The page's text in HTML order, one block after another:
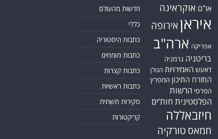
או"ם אוקראינה
איראן אירופה
אפריקה ארה"ב
בריטניה גרמניה
דאעש האמירויות הגולן
המזרח התיכון המפרץ
הפרסי הרשות
הפלסטינית חות'ים
חיזבאללה
חמאס טורקיה
חדשות מהעולם
כללי
כתבות היסטוריה
כתבות מומחים
כתבות קצרות
כתבות ראשיות
סקירות תשתית
קריקטורות